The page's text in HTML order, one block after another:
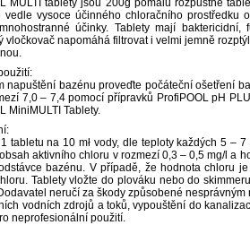
MULTI tablety jsou 200g pomalu rozpustné
vedle vysoce účinného chloračního prostředku
účinky. Tablety mají
vločkovač napomáhá filtrovat i velmi jemně
napuštění bazénu proveďte počáteční ošetření
7,0 – 7,4 pomocí přípravků ProfiPOOL pH
MiniMULTI Tablety.
tabletu na 10 mł vody, dle teploty každých 5 –
aktivního chloru v rozmezí 0,3 – 0,5 mg/l a
bazénu. V případě, že hodnota chloru
Tablety vložte do plováku nebo do
neručí za škody způsobené
vodních zdrojů a toků, vypouštění do
neprofesionální použití.